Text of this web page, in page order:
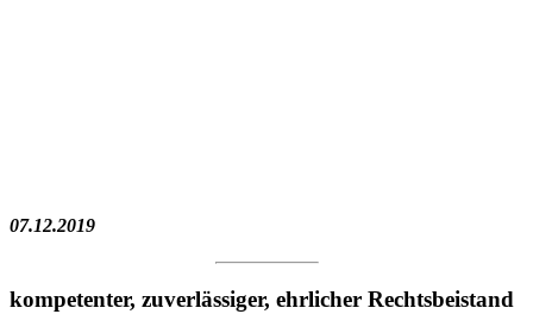
07.12.2019
kompetenter, zuverlässiger, ehrlicher Rechtsbeistand